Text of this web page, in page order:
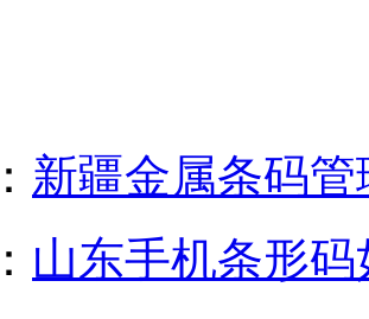
新疆金属条码
山东手机条形